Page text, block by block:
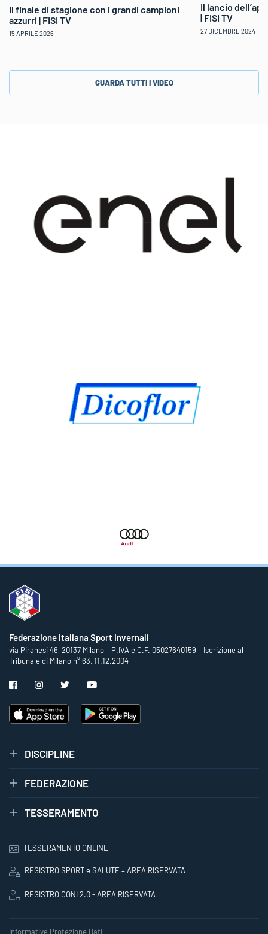
Il finale di stagione con i grandi campioni
azzurri | FISI TV
15 APRILE 2026
Il lancio dell’app
| FISI TV
27 DICEMBRE 2024
GUARDA TUTTI I VIDEO
Federazione Italiana Sport Invernali
via Piranesi 46, 20137 Milano – P.IVA e C.F. 05027640159 – Iscrizione al
Tribunale di Milano n° 63, 11.12.2004
DISCIPLINE
FEDERAZIONE
TESSERAMENTO
TESSERAMENTO ONLINE
REGISTRO SPORT e SALUTE – AREA RISERVATA
REGISTRO CONI 2.0 - AREA RISERVATA
Informative Protezione Dati